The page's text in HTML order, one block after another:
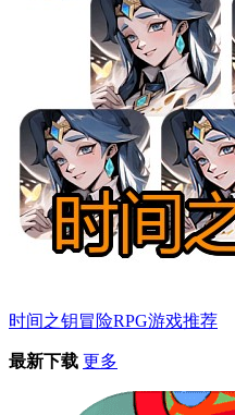
时间之钥冒险RPG游戏推荐
最新下载 更多